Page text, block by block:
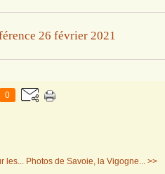
26 février 2021
0
les... Photos de Savoie, la Vigogne... >>